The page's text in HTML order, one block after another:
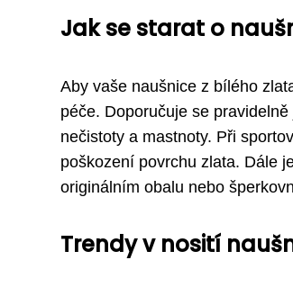
Jak se starat o
Aby vaše naušnice z bílého
péče. Doporučuje se
nečistoty a mastnoty. Při
poškození povrchu zlata. Dále
originálním obalu nebo
Trendy v nosití